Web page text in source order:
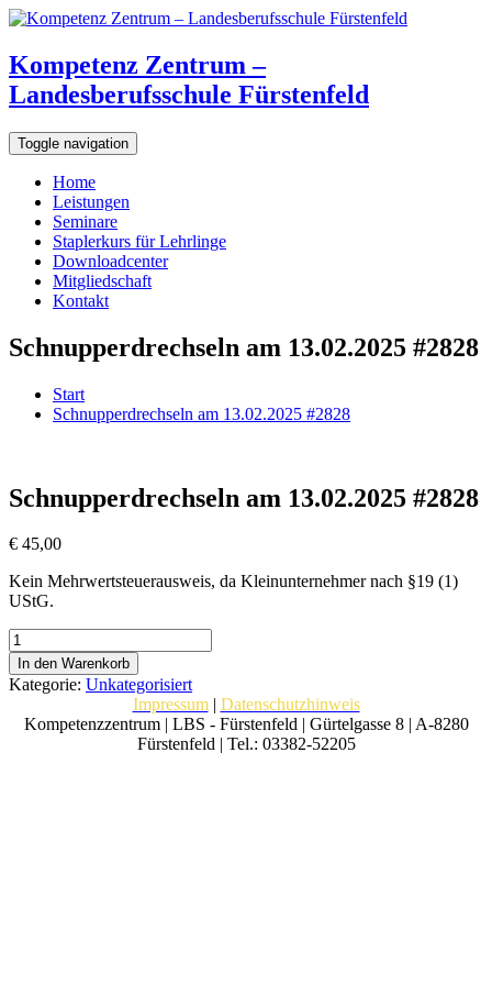
Kompetenz Zentrum –
Landesberufsschule Fürstenfeld
Toggle navigation
Home
Leistungen
Seminare
Staplerkurs für Lehrlinge
Downloadcenter
Mitgliedschaft
Kontakt
Schnupperdrechseln am 13.02.2025 #2828
Start
Schnupperdrechseln am 13.02.2025 #2828
Schnupperdrechseln am 13.02.2025 #2828
€ 45,00
Kein Mehrwertsteuerausweis, da Kleinunternehmer nach §19 (1)
UStG.
Schnupperdrechseln
am
13.02.2025
#2828
Menge
In den Warenkorb
Kategorie: Unkategorisiert
Impressum| Datenschutzhinweis
Kompetenzzentrum | LBS - Fürstenfeld | Gürtelgasse 8 | A-8280
Fürstenfeld | Tel.: 03382-52205